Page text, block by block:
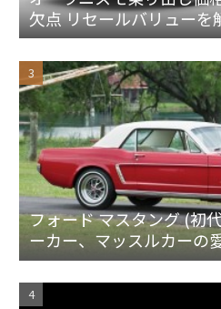
欠点 リセールバリューを
フォード マスタング (初
ーカー、マッスルカーの
ット